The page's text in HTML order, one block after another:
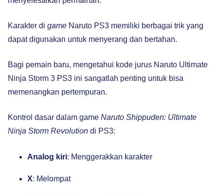
Karakter di game Naruto PS3 memiliki berbagai trik yang
dapat digunakan untuk menyerang dan bertahan.
Bagi pemain baru, mengetahui kode jurus Naruto Ultimate
Ninja Storm 3 PS3 ini sangatlah penting untuk bisa
memenangkan pertempuran.
Kontrol dasar dalam game Naruto Shippuden: Ultimate
Ninja Storm Revolution di PS3:
Analog kiri: Menggerakkan karakter
X: Melompat